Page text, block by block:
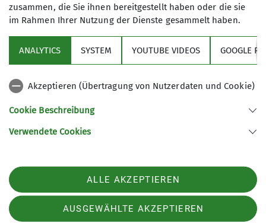
15
Sektion
80469 München
Telefon
zusammen, die Sie ihnen bereitgestellt haben oder die sie
im Rahmen Ihrer Nutzung der Dienste gesammelt haben.
ANALYTICS SYSTEM YOUTUBE VIDEOS GOOGLE
Akzeptieren (Übertragung von Nutzerdaten und Cookie)
Cookie Beschreibung
Verwendete Cookies
ALLE AKZEPTIEREN
AUSGEWÄHLTE AKZEPTIEREN